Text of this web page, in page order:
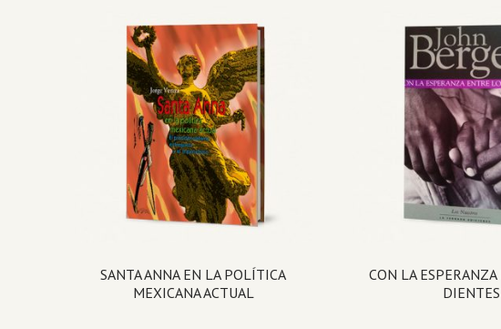
SANTA ANNA EN LA POLÍTICA
MEXICANA ACTUAL
CON LA
DIENTES